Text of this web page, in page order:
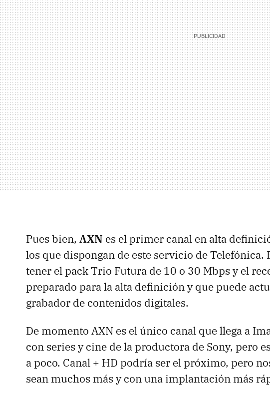
Pues bien, AXN es el primer canal en alta
los que dispongan de este servicio de Telefónica.
tener el pack Trio Futura de 10 o 30 Mbps y el
preparado para la alta definición y que puede
grabador de contenidos digitales.
De momento AXN es el único canal que llega a
con series y cine de la productora de Sony, pero
a poco. Canal + HD podría ser el próximo, pero
sean muchos más y con una implantación más